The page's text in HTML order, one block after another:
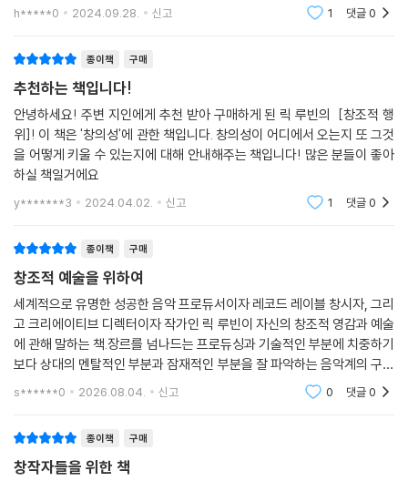
떻게 영감 넘치는 창조자가 될 수 있는지. 예술가의 존재 방식이란 무엇인
내 안의 예술가를 깨우는 법
“존재하지 않는 것을 믿어야만 존재하게 만들 수 있다.” 이 책이 거듭 강조
하는 것처럼 창조는 과학이 아니다. 그것은 약간 종교와 비슷하다. 루빈에
따르면, 창조적 행위란 나보다 위대한 존재를 믿고, 영감을 초대하기 위해
일련의 의식을 치르는 것이다. 그것이 우리 일관적인 존재의 방식이 되도
록 하는 것이다.
예술에 대한 루빈의 관점, 그의 세계관에 동의하지 않는 사람들도 많을 것
이다. 그건 당연하다. 우리는 모두 다르니까. 그러나 비록 그 관점에 전부
동의할 수는 없더라도, 루빈이 말하는 ‘진지한 예술가의 태도’ 혹은 그러한
삶은 깊은 울림을 준다. 그것은 우리 안의 예술가를 깨운다.
김하나 작가가 썼듯이, 이 책은 “관찰하고 기다리는 법, 계절과 함께 호흡
하는 법, 믿는 법, 순간에 주의를 기울이는 법, 창의성의 통로가 되는 법, 자
에너지를 따라가는 법, 피드백을 주는 법, 선택하고 작업을 끝내는 법 등 창
조성의 거의 모든 것을 다루고 있다.” 누구든 이 조언들을 행운처럼 받아들
일 수 있다. 그것은 선물일 수 있다.
h*****0 2024.09.28. 신고 1 댓글0
종이책 구매
추천하는 책입니다!
안녕하세요! 주변 지인에게 추천 받아 구매하게 된 릭 루빈의 [창조적 행
위]! 이 책은 '창의성'에 관한 책입니다. 창의성이 어디에서 오는지 또 그것
을 어떻게 키울 수 있는지에 대해 안내해주는 책입니다! 많은 분들이 좋아
하실 책일거에요
y*******3 2024.04.02. 신고 1 댓글0
종이책 구매
창조적 예술을 위하여
세계적으로 유명한 성공한 음악 프로듀서이자 레코드 레이블 창시자, 그리
고 크리에이티브 디렉터이자 작가인 릭 루빈이 자신의 창조적 영감과 예술
에 관해 말하는 책.장르를 넘나드는 프로듀싱과 기술적인 부분에 치중하기
보다 상대의 멘탈적인 부분과 잠재적인 부분을 잘 파악하는 음악계의 구루
라고 불리는 저자가 예술의 창조적인 부분에 대해 자신이 생각을 전한다.
s******0 2026.08.04. 신고 0 댓글0
종이책 구매
창작자들을 위한 책